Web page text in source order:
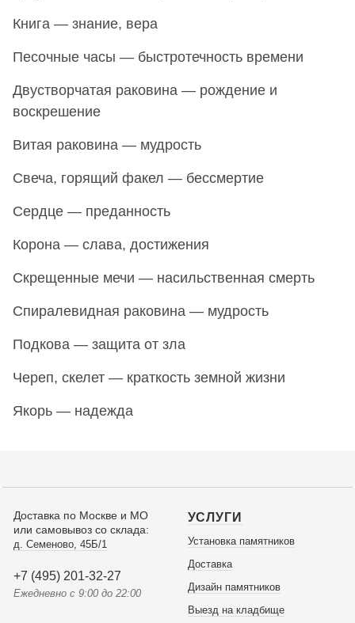
Книга — знание, вера
Песочные часы — быстротечность времени
Двустворчатая раковина — рождение и
воскрешение
Витая раковина — мудрость
Свеча, горящий факел — бессмертие
Сердце — преданность
Корона — слава, достижения
Скрещенные мечи — насильственная смерть
Спиралевидная раковина — мудрость
Подкова — защита от зла
Череп, скелет — краткость земной жизни
Якорь — надежда
Доставка по Москве и МО
или самовывоз со склада:
д. Семеново, 45Б/1
+7 (495) 201-32-27
Ежедневно с 9:00 до 22:00
УСЛУГИ
Установка памятников
Доставка
Дизайн памятников
Выезд на кладбище